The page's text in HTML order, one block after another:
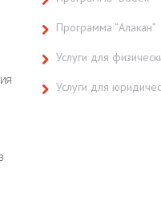
Программа “Алакан”
Услуги для
Услуги для